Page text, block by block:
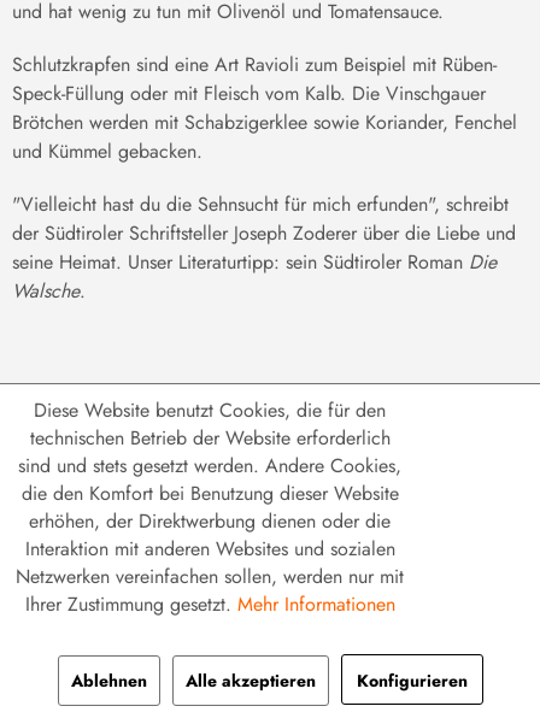
Filtern
und hat wenig zu tun mit Olivenöl und Tomatensauce.
Schlutzkrapfen sind eine Art Ravioli zum Beispiel mit Rüben-
Speck-Füllung oder mit Fleisch vom Kalb. Die Vinschgauer
Brötchen werden mit Schabzigerklee sowie Koriander, Fenchel
und Kümmel gebacken.
"Vielleicht hast du die Sehnsucht für mich erfunden", schreibt
der Südtiroler Schriftsteller Joseph Zoderer über die Liebe und
seine Heimat. Unser Literaturtipp: sein Südtiroler Roman Die
Walsche.
FOLGEN SIE VINIZIA AUF
ZAHLUNGSARTEN
Diese Website benutzt Cookies, die für den
technischen Betrieb der Website erforderlich
sind und stets gesetzt werden. Andere Cookies,
die den Komfort bei Benutzung dieser Website
erhöhen, der Direktwerbung dienen oder die
Interaktion mit anderen Websites und sozialen
Netzwerken vereinfachen sollen, werden nur mit
Ihrer Zustimmung gesetzt. Mehr Informationen
Ablehnen Alle akzeptieren Konfigurieren